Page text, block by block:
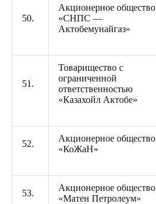
50.
Акционерное общество
«СНПС —
Актобемунайгаз»
51.
Товарищество с
ограниченной
ответственностью
«Казахойл Актобе»
52.
Акционерное общество
«КоЖаН»
53.
Акционерное общество
«Матен Петролеум»